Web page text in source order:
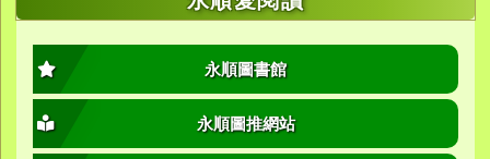
永順圖書館
永順圖推網站